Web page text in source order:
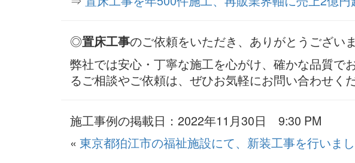
◎置床工事のご依頼をいただき、ありがとうござい
弊社では安心・丁寧な施工を心がけ、確かな品質で
るご相談やご依頼は、ぜひお気軽にお問い合わせくだ
施工事例の掲載日：2022年11月30日 9:30 PM
« 東京都狛江市の福祉施設にて、新装工事を行いま